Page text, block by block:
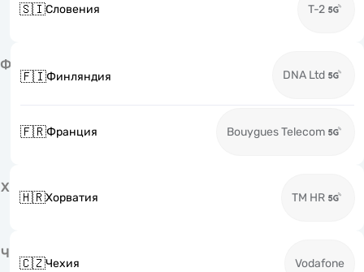
🇸🇮Словения T-2
Ф
🇫🇮Финляндия DNA Ltd
🇫🇷Франция Bouygues Telecom
Х
🇭🇷Хорватия TM HR
Ч
🇨🇿Чехия Vodafone